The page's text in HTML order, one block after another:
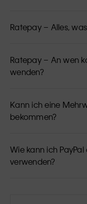
Ratepay – Alles,
Ratepay – An wen
wenden?
Kann ich eine
bekommen?
Wie kann ich
verwenden?